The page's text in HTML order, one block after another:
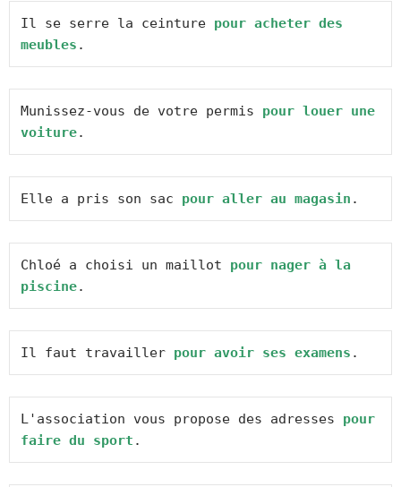
Il se serre la ceinture pour acheter des
meubles .
Munissez-vous de votre permis pour louer une
voiture.
Elle a pris son sac pour aller au magasin .
Chloé a choisi un maillot pour nager à la
piscine.
Il faut travailler pour avoir ses examens .
L'association vous propose des adresses pour
faire du sport .